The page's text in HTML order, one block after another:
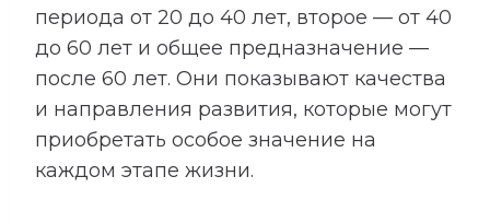
периода от 20 до 40 лет, второе — от 40
до 60 лет и общее предназначение —
после 60 лет. Они показывают качества
и направления развития, которые могут
приобретать особое значение на
каждом этапе жизни.